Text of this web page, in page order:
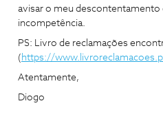
avisar o meu descontentamento
incompetência.
PS: Livro de reclamações
( https://
Atentamente,
Diogo